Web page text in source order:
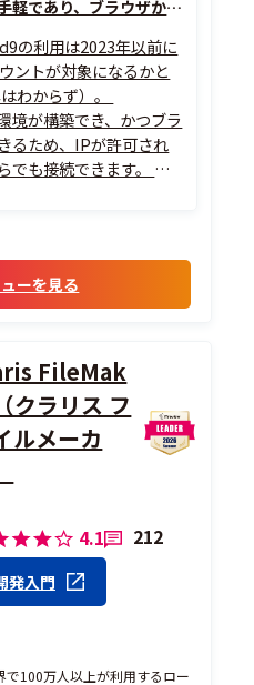
開発環境の用意が手軽であり、ブラウザからアクセスできる
の利用は2023年以前に
ントが対象になるかと
わからず）。
境が構築でき、かつブラ
るため、IPが許可され
でも接続できます。
ーを見る
FileMak
クラリス フ
ルメーカ
4.1 212
発入門
で100万人以上が利用するロー